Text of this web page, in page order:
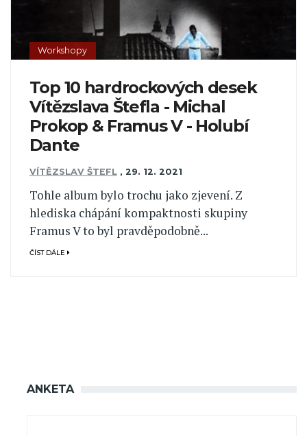
Workshopy
Top 10 hardrockových desek
Vítězslava Štefla - Michal
Prokop & Framus V - Holubí
Dante
VÍTĚZSLAV ŠTEFL , 29. 12. 2021
Tohle album bylo trochu jako zjevení. Z
hlediska chápání kompaktnosti skupiny
Framus V to byl pravděpodobně...
ČÍST DÁLE
ANKETA